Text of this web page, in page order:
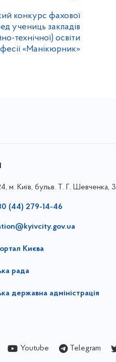
конкурс фахової
учениць закладів
технічної) освіти
«Манікюрник»
м. Київ, бульв. Т. Г. Шевченка, 3
(44) 279-14-46
Києва
рада
державна адміністрація
Youtube Telegram